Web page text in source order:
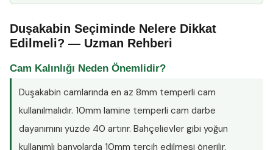
Duşakabin Seçiminde Nelere Dikkat
Edilmeli? — Uzman Rehberi
Cam Kalınlığı Neden Önemlidir?
Duşakabin camlarında en az 8mm temperli cam
kullanılmalıdır. 10mm lamine temperli cam darbe
dayanımını yüzde 40 artırır. Bahçelievler gibi yoğun
kullanımlı banyolarda 10mm tercih edilmesi önerilir.